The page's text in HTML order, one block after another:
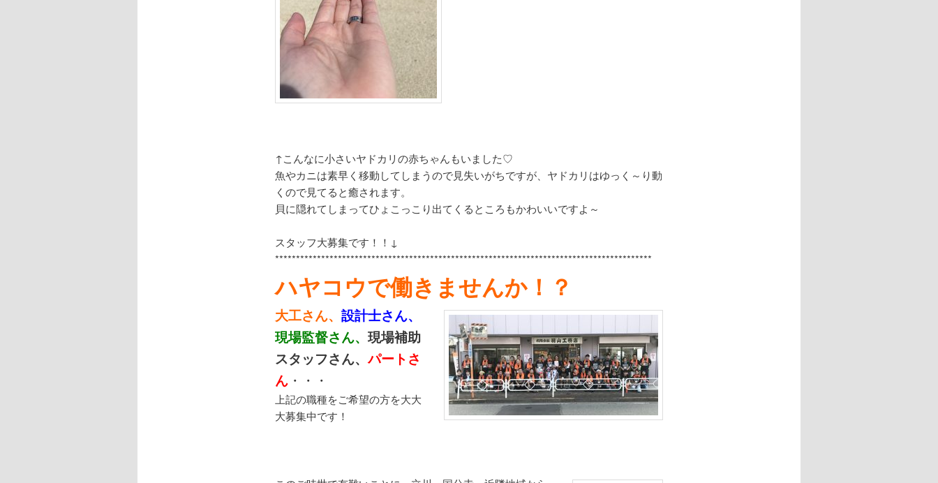
↑こんなに小さいヤドカリの赤ちゃんもいました♡
魚やカニは素早く移動してしまうので見失いがちですが、ヤドカリはゆっく～り動
くので見てると癒されます。
貝に隠れてしまってひょこっこり出てくるところもかわいいですよ～
スタッフ大募集です！！↓
******************************************************************************************
ハヤコウで働きませんか！？
大工さん、設計士さん、
現場監督さん、現場補助
スタッフさん、パートさ
ん ・・・
上記の職種をご希望の方を大大
大募集中です！